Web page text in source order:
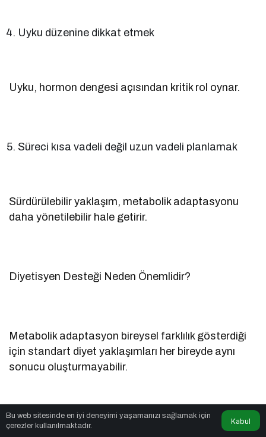
Uyku düzenine dikkat etmek
Uyku, hormon dengesi açısından kritik rol oynar.
Süreci kısa vadeli değil uzun vadeli planlamak
Sürdürülebilir yaklaşım, metabolik adaptasyonu
daha yönetilebilir hale getirir.
Diyetisyen Desteği Neden Önemlidir?
Metabolik adaptasyon bireysel farklılık gösterdiği
için standart diyet yaklaşımları her bireyde aynı
sonucu oluşturmayabilir.
Profesyonel beslenme desteği:
Bu web sitesinde en iyi deneyimi yaşamanızı sağlamak için
çerezler kullanılmaktadır.
Kabul